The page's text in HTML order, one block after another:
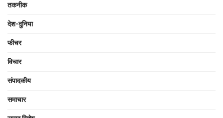
तकनीक
देश-दुनिया
फीचर
विचार
संपादकीय
समाचार